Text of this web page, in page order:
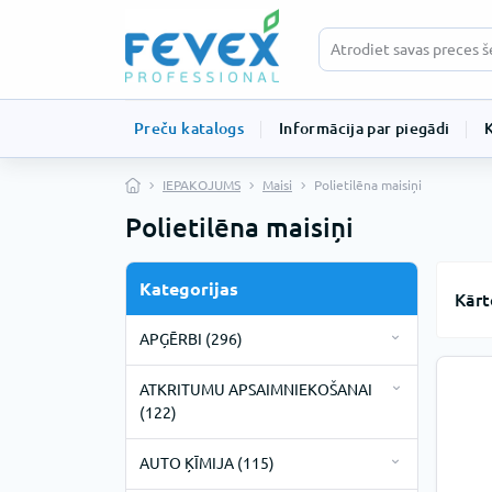
Preču katalogs Informācija par piegādi
IEPAKOJUMS Maisi Polietilēna maisiņi
Polietilēna maisiņi
Kategorijas
APĢĒRBI (296)
Darba apģērbi (19)
Apģērbs (1)
Vienreizlietojamie apģērbi (277)
Bahilas (9)
ATKRITUMU APSAIMNIEKOŠANAI
(122)
Atkritumu maisi (93)
Bio noārdāmie atkritumu maisi
Atkritumu tvertnes (29)
AUTO ĶĪMIJA (115)